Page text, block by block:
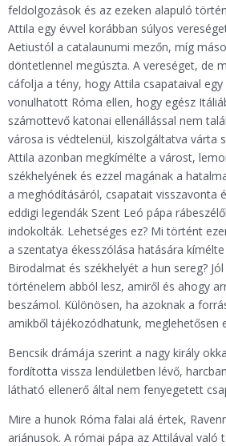
feldolgozások és az ezeken alapuló
Attila egy évvel korábban súlyos
Aetiustól a catalaunumi mezőn, míg
döntetlennel megúszta. A vereséget, de
cáfolja a tény, hogy Attila csapataival egy
vonulhatott Róma ellen, hogy egész
számottevő katonai ellenállással nem
városa is védtelenül, kiszolgáltatva várta
Attila azonban megkímélte a várost,
székhelyének és ezzel magának a
a meghódításáról, csapatait visszavonta
eddigi legendák Szent Leó pápa
indokolták. Lehetséges ez? Mi történt
a szentatya ékesszólása hatására
Birodalmat és székhelyét a hun sereg?
történelem abból lesz, amiről és ahogy
beszámol. Különösen, ha azoknak a
amikből tájékozódhatunk, meglehetősen
Bencsik drámája szerint a nagy király
fordította vissza lendületben lévő,
látható ellenerő által nem fenyegetett
Mire a hunok Róma falai alá értek,
ariánusok. A római pápa az Attilával való